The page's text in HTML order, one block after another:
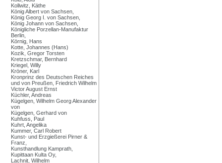
Kollwitz, Käthe
König Albert von Sachsen,
König Georg I. von Sachsen,
König Johann von Sachsen,
Königliche Porzellan-Manufaktur
Berlin,
Körnig, Hans
Kotte, Johannes (Hans)
Kozik, Gregor Torsten
Kretzschmar, Bernhard
Kriegel, Willy
Kröner, Karl
Kronprinz des Deutschen Reiches
und von Preußen, Friedrich Wilhelm
Victor August Ernst
Küchler, Andreas
Kügelgen, Wilhelm Georg Alexander
von
Kügelgen, Gerhard von
Kuhfuss, Paul
Kuhrt, Angelika
Kummer, Carl Robert
Kunst- und Erzgießerei Pirner &
Franz,
Kunsthandlung Kamprath,
Kupittaan Kulta Oy,
Lachnit, Wilhelm